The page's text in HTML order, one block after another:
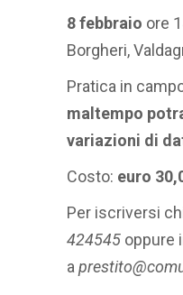
8 febbraio ore
Borgheri,
Pratica in
maltempo
variazioni di
Costo: euro
Per iscriversi
424545 oppure
a